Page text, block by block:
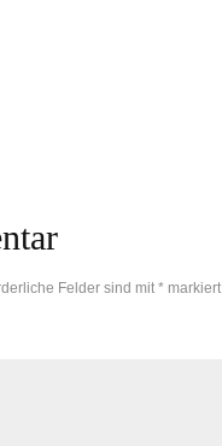
Felder sind mit* markiert